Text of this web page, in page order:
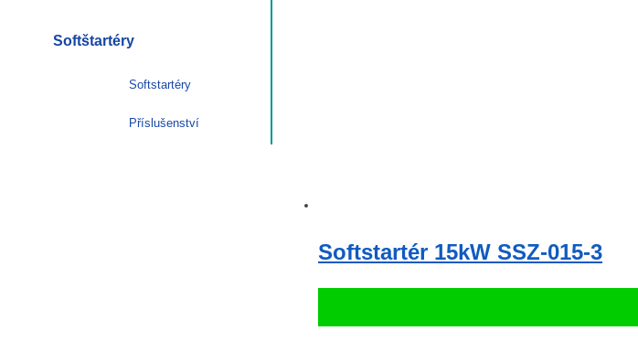
Softstartér 15kW SSZ-015-3
Softštartéry
Softstartéry
Příslušenství